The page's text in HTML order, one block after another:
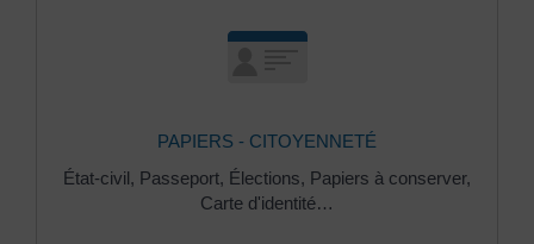
PAPIERS - CITOYENNETÉ
État-civil, Passeport, Élections, Papiers à conserver,
Carte d'identité…